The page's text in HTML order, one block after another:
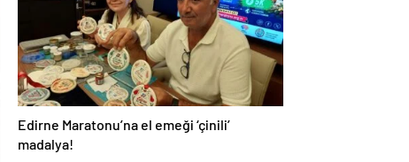
Edirne Maratonu’na el emeği ‘çinili’
madalya!